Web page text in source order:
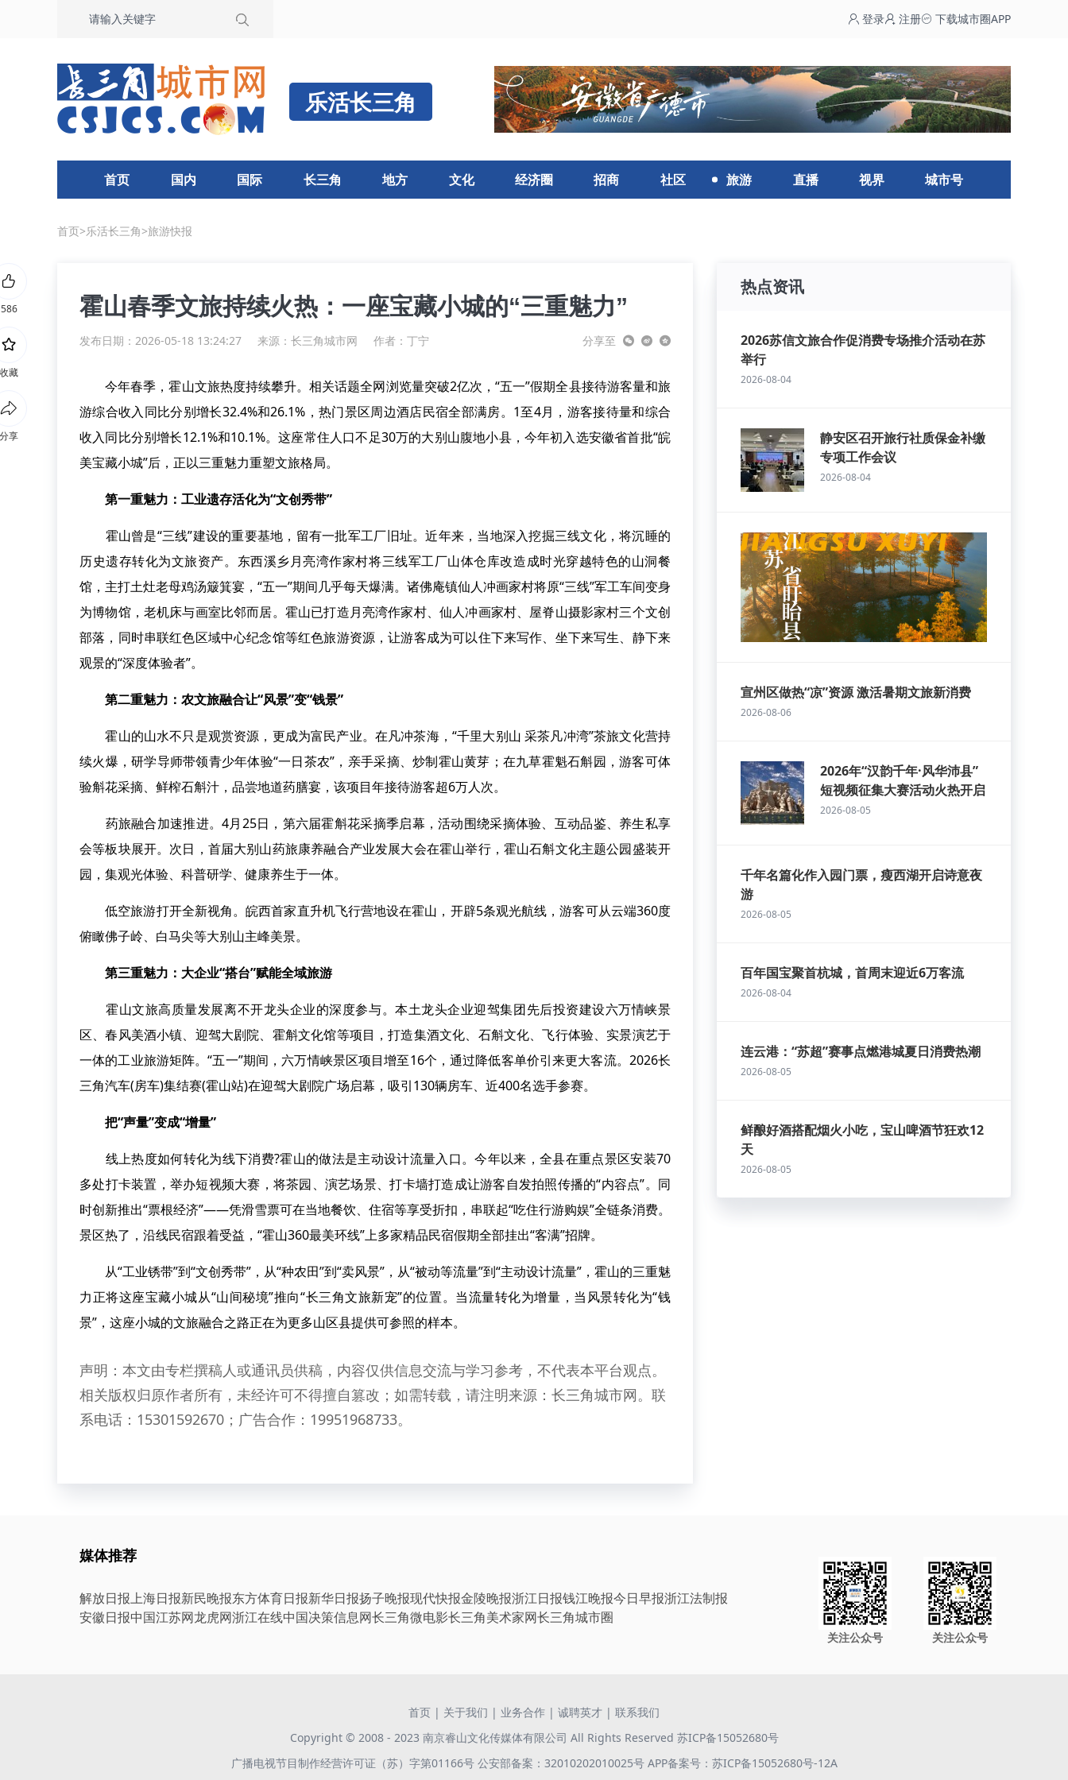
登录 注册 下载城市圈APP
乐活长三角
首页 国内 国际 长三角 地方 文化 经济圈 招商 社区 旅游 直播 视界 城市号
首页>乐活长三角>旅游快报
霍山春季文旅持续火热：一座宝藏小城的“三重魅力”
发布日期：2026-05-18 13:24:27 来源： 长三角城市网 作者：丁宁 分享至
今年春季，霍山文旅热度持续攀升。相关话题全网浏览量突破2亿次，“五一”假期全县接待游客量和旅
游综合收入同比分别增长32.4%和26.1%，热门景区周边酒店民宿全部满房。1至4月，游客接待量和综合
收入同比分别增长12.1%和10.1%。这座常住人口不足30万的大别山腹地小县，今年初入选安徽省首批“皖
美宝藏小城”后，正以三重魅力重塑文旅格局。
第一重魅力：工业遗存活化为“文创秀带”
霍山曾是“三线”建设的重要基地，留有一批军工厂旧址。近年来，当地深入挖掘三线文化，将沉睡的
历史遗存转化为文旅资产。东西溪乡月亮湾作家村将三线军工厂山体仓库改造成时光穿越特色的山洞餐
馆，主打土灶老母鸡汤簸箕宴，“五一”期间几乎每天爆满。诸佛庵镇仙人冲画家村将原“三线”军工车间变身
为博物馆，老机床与画室比邻而居。霍山已打造月亮湾作家村、仙人冲画家村、屋脊山摄影家村三个文创
部落，同时串联红色区域中心纪念馆等红色旅游资源，让游客成为可以住下来写作、坐下来写生、静下来
观景的“深度体验者”。
第二重魅力：农文旅融合让“风景”变“钱景”
霍山的山水不只是观赏资源，更成为富民产业。在凡冲茶海，“千里大别山 采茶凡冲湾”茶旅文化营持
续火爆，研学导师带领青少年体验“一日茶农”，亲手采摘、炒制霍山黄芽；在九草霍魁石斛园，游客可体
验斛花采摘、鲜榨石斛汁，品尝地道药膳宴，该项目年接待游客超6万人次。
药旅融合加速推进。4月25日，第六届霍斛花采摘季启幕，活动围绕采摘体验、互动品鉴、养生私享
会等板块展开。次日，首届大别山药旅康养融合产业发展大会在霍山举行，霍山石斛文化主题公园盛装开
园，集观光体验、科普研学、健康养生于一体。
低空旅游打开全新视角。皖西首家直升机飞行营地设在霍山，开辟5条观光航线，游客可从云端360度
俯瞰佛子岭、白马尖等大别山主峰美景。
第三重魅力：大企业“搭台”赋能全域旅游
霍山文旅高质量发展离不开龙头企业的深度参与。本土龙头企业迎驾集团先后投资建设六万情峡景
区、春风美酒小镇、迎驾大剧院、霍斛文化馆等项目，打造集酒文化、石斛文化、飞行体验、实景演艺于
一体的工业旅游矩阵。“五一”期间，六万情峡景区项目增至16个，通过降低客单价引来更大客流。2026长
三角汽车(房车)集结赛(霍山站)在迎驾大剧院广场启幕，吸引130辆房车、近400名选手参赛。
把“声量”变成“增量”
线上热度如何转化为线下消费?霍山的做法是主动设计流量入口。今年以来，全县在重点景区安装70
多处打卡装置，举办短视频大赛，将茶园、演艺场景、打卡墙打造成让游客自发拍照传播的“内容点”。同
时创新推出“票根经济”——凭滑雪票可在当地餐饮、住宿等享受折扣，串联起“吃住行游购娱”全链条消费。
景区热了，沿线民宿跟着受益，“霍山360最美环线”上多家精品民宿假期全部挂出“客满”招牌。
从“工业锈带”到“文创秀带”，从“种农田”到“卖风景”，从“被动等流量”到“主动设计流量”，霍山的三重魅
力正将这座宝藏小城从“山间秘境”推向“长三角文旅新宠”的位置。当流量转化为增量，当风景转化为“钱
景”，这座小城的文旅融合之路正在为更多山区县提供可参照的样本。
声明：本文由专栏撰稿人或通讯员供稿，内容仅供信息交流与学习参考，不代表本平台观点。
相关版权归原作者所有，未经许可不得擅自篡改；如需转载，请注明来源：长三角城市网。联
系电话：15301592670；广告合作：19951968733。
热点资讯
2026苏信文旅合作促消费专场推介活动在苏
举行
2026-08-04
静安区召开旅行社质保金补缴
专项工作会议
2026-08-04
宣州区做热“凉”资源 激活暑期文旅新消费
2026-08-06
2026年“汉韵千年·风华沛县”
短视频征集大赛活动火热开启
2026-08-05
千年名篇化作入园门票，瘦西湖开启诗意夜
游
2026-08-05
百年国宝聚首杭城，首周末迎近6万客流
2026-08-04
连云港：“苏超”赛事点燃港城夏日消费热潮
2026-08-05
鲜酿好酒搭配烟火小吃，宝山啤酒节狂欢12
天
2026-08-05
586
收藏
分享
媒体推荐
解放日报上海日报新民晚报东方体育日报新华日报扬子晚报现代快报金陵晚报浙江日报钱江晚报今日早报浙江法制报
安徽日报中国江苏网龙虎网浙江在线中国决策信息网长三角微电影长三角美术家网长三角城市圈
关注公众号 关注公众号
首页 | 关于我们 | 业务合作 | 诚聘英才 | 联系我们
Copyright © 2008 - 2023 南京睿山文化传媒体有限公司 All Rights Reserved 苏ICP备15052680号
广播电视节目制作经营许可证（苏）字第01166号 公安部备案：32010202010025号 APP备案号：苏ICP备15052680号-12A